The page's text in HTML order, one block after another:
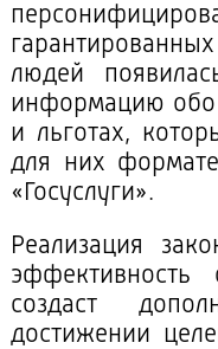
людей
информацию обо
и льготах,
для них
«Госуслуги».
Реализация
эффективность
создаст
достижении